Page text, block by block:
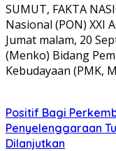
SUMUT, FAKTA
Nasional (PON) XXI
Jumat malam, 20
(Menko) Bidang
Kebudayaan (PMK,
Positif Bagi
Penyelenggaraan
Dilanjutkan